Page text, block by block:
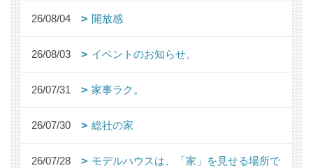
26/08/04 開放感
26/08/03 イベントのお知らせ。
26/07/31 家事ラク。
26/07/30 総社の家
26/07/28
モデルハウスは、「家」を見せる場所で